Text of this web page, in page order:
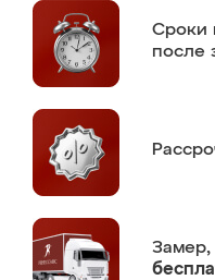
Сроки
после
Замер,